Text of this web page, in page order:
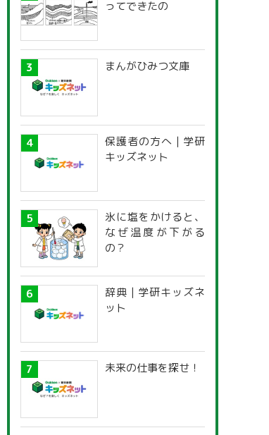
ってできたの
まんがひみつ文庫
保護者の方へ | 学研
キッズネット
氷に塩をかけると、
なぜ温度が下がる
の？
辞典 | 学研キッズネ
ット
未来の仕事を探せ！